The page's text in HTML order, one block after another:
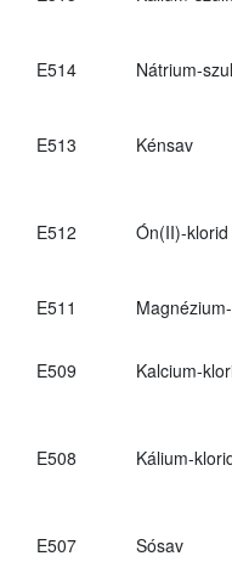
E514 Nátrium-
E513 Kénsav
E512 Ón(II)-klorid
E511
E509 Kalcium-
E508 Kálium-
E507 Sósav